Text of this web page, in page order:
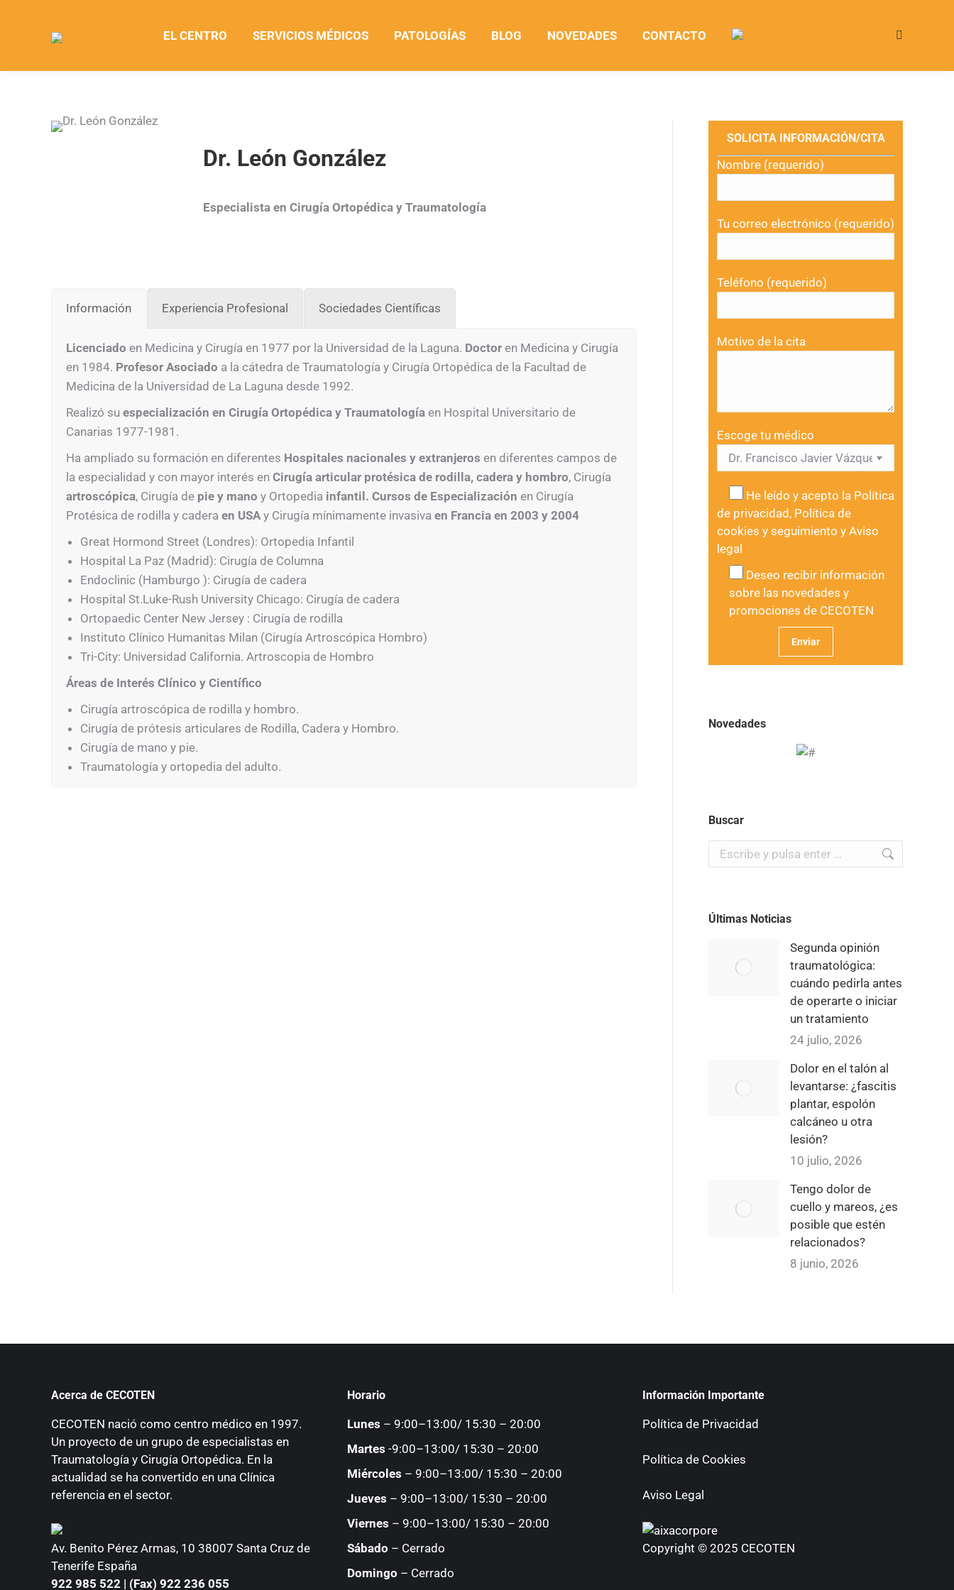
EL CENTRO SERVICIOS MÉDICOS PATOLOGÍAS BLOG NOVEDADES CONTACTO Buscar:
Dr. León González
Especialista en Cirugía Ortopédica y Traumatología
Información Experiencia Profesional Sociedades Científicas
Licenciado en Medicina y Cirugía en 1977 por la Universidad de la Laguna. Doctor en Medicina y Cirugía
en 1984. Profesor Asociado a la cátedra de Traumatología y Cirugía Ortopédica de la Facultad de
Medicina de la Universidad de La Laguna desde 1992.
Realizó su especialización en Cirugía Ortopédica y Traumatología en Hospital Universitario de
Canarias 1977-1981.
Ha ampliado su formación en diferentes Hospitales nacionales y extranjeros en diferentes campos de
la especialidad y con mayor interés en Cirugía articular protésica de rodilla, cadera y hombro, Cirugía
artroscópica, Cirugía de pie y mano y Ortopedia infantil. Cursos de Especialización en Cirugía
Protésica de rodilla y cadera en USA y Cirugía mínimamente invasiva en Francia en 2003 y 2004
Great Hormond Street (Londres): Ortopedia Infantil
Hospital La Paz (Madrid): Cirugía de Columna
Endoclinic (Hamburgo ): Cirugía de cadera
Hospital St.Luke-Rush University Chicago: Cirugía de cadera
Ortopaedic Center New Jersey : Cirugía de rodilla
Instituto Clínico Humanitas Milan (Cirugía Artroscópica Hombro)
Tri-City: Universidad California. Artroscopia de Hombro
Áreas de Interés Clínico y Científico
Cirugía artroscópica de rodilla y hombro.
Cirugía de prótesis articulares de Rodilla, Cadera y Hombro.
Cirugía de mano y pie.
Traumatología y ortopedia del adulto.
SOLICITA INFORMACIÓN/CITA
Nombre (requerido)
Tu correo electrónico (requerido)
Teléfono (requerido)
Motivo de la cita
Escoge tu médico
He leído y acepto la Política
de privacidad , Política de
cookies y seguimiento y Aviso
legal
Deseo recibir información
sobre las novedades y
promociones de CECOTEN
Novedades
Buscar
Buscar:
Últimas Noticias
Segunda opinión
traumatológica:
cuándo pedirla antes
de operarte o iniciar
un tratamiento
24 julio, 2026
Dolor en el talón al
levantarse: ¿fascitis
plantar, espolón
calcáneo u otra
lesión?
10 julio, 2026
Tengo dolor de
cuello y mareos, ¿es
posible que estén
relacionados?
8 junio, 2026
Acerca de CECOTEN
CECOTEN nació como centro médico en 1997.
Un proyecto de un grupo de especialistas en
Traumatología y Cirugía Ortopédica. En la
actualidad se ha convertido en una Clínica
referencia en el sector.
Av. Benito Pérez Armas, 10 38007 Santa Cruz de
Tenerife España
922 985 522 | (Fax) 922 236 055
Horario
Lunes – 9:00–13:00/ 15:30 – 20:00
Martes -9:00–13:00/ 15:30 – 20:00
Miércoles – 9:00–13:00/ 15:30 – 20:00
Jueves – 9:00–13:00/ 15:30 – 20:00
Viernes – 9:00–13:00/ 15:30 – 20:00
Sábado – Cerrado
Domingo – Cerrado
Información Importante
Política de Privacidad
Política de Cookies
Aviso Legal
Copyright © 2025 CECOTEN